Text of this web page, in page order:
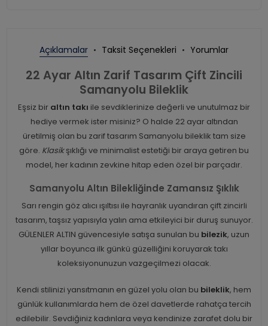
Açıklamalar Taksit Seçenekleri Yorumlar
22 Ayar Altın Zarif Tasarım Çift Zincili
Samanyolu Bileklik
Eşsiz bir altın takı ile sevdiklerinize değerli ve unutulmaz bir
hediye vermek ister misiniz? O halde 22 ayar altından
üretilmiş olan bu zarif tasarım Samanyolu bileklik tam size
göre. Klasikşıklığı ve minimalist estetiği bir araya getiren bu
model, her kadının zevkine hitap eden özel bir parçadır.
Samanyolu Altın Bilekliğinde Zamansız Şıklık
Sarı rengin göz alıcı ışıltısı ile hayranlık uyandıran çift zincirli
tasarım, taşsız yapısıyla yalın ama etkileyici bir duruş sunuyor.
GÜLENLER ALTIN güvencesiyle satışa sunulan bu bilezik, uzun
yıllar boyunca ilk günkü güzelliğini koruyarak takı
koleksiyonunuzun vazgeçilmezi olacak.
Kendi stilinizi yansıtmanın en güzel yolu olan bu bileklik, hem
günlük kullanımlarda hem de özel davetlerde rahatça tercih
edilebilir. Sevdiğiniz kadınlara veya kendinize zarafet dolu bir